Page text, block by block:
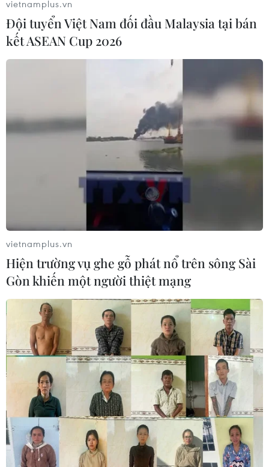
Tham vấn chính sách cho cơ chế hợp đồng
mua bán điện trực tiếp
Cơ chế hợp đồng mua bán điện trực tiếp là một cơ hội
lớn đối với các nhà phát triển năng lượng gió và mặt
trời trong việc huy động nguồn vốn tư nhân để xây dựng
các nhà máy điện gió và mặt trời mới.
JBIC tài trợ 200 triệu USD hỗ trợ dự án
năng lượng tái tạo
26/06/2019 03:53
Trong những năm gần đây, tín dụng xanh là xu hướng
phát triển chung của thế giới và có vai trò quan trọng
trong việc thúc đẩy phát triển kinh tế xã hội bền vững.
vietnamplus.vn
Đội tuyển Việt Nam đối đầu Malaysia tại bán
kết ASEAN Cup 2026
vietnamplus.vn
Hiện trường vụ ghe gỗ phát nổ trên sông Sài
Gòn khiến một người thiệt mạng